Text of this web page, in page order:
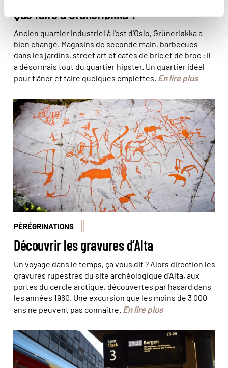
Que faire à Grünerløkka ?
Ancien quartier industriel à l'est d'Oslo, Grünerløkka a
bien changé. Magasins de seconde main, barbecues
dans les jardins, street art et cafés de bric et de broc : il
a désormais tout du quartier hipster. Un quartier idéal
pour flâner et faire quelques emplettes. En lire plus
Les gravures rupestres d'Alta éclairent la vie à l'époque
préhistorique, aux confins du grand Nord. ©
max/stock.adobe
PÉRÉGRINATIONS
Découvrir les gravures d’Alta
Un voyage dans le temps, ça vous dit ? Alors direction les
gravures rupestres du site archéologique d'Alta, aux
portes du cercle arctique, découvertes par hasard dans
les années 1960. Une excursion que les moins de 3 000
ans ne peuvent pas connaître. En lire plus
La ligne de train Oslo-Bergen est l'une des plus belles
d'Europe. © Léon Fuchs